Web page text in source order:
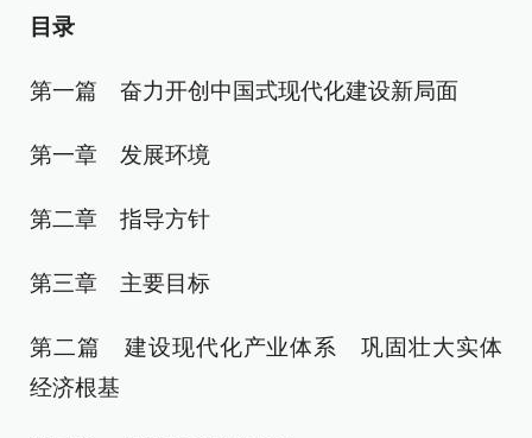
目录
第一篇 奋力开创中国式现代化建设新局面
第一章 发展环境
第二章 指导方针
第三章 主要目标
第二篇 建设现代化产业体系 巩固壮大实体
经济根基